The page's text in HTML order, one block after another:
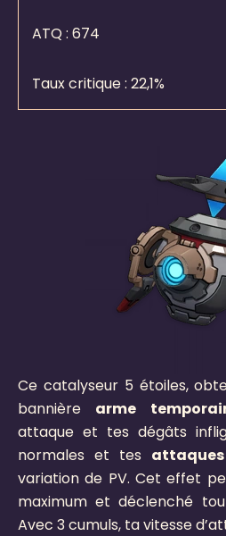
ATQ : 674
Taux critique : 22,1%
Ce catalyseur 5 étoiles,
bannière arme
attaque et tes dégâts
normales et tes attaques
variation de PV. Cet effet
maximum et déclenché
Avec 3 cumuls, ta vitesse